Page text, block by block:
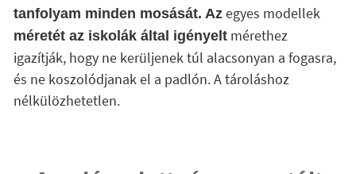
tanfolyam minden mosását. Azegyes modellek
méretét az iskolák által igényeltmérethez
igazítják, hogy ne kerüljenek túl alacsonyan a fogasra,
és ne koszolódjanak el a padlón. A tároláshoz
nélkülözhetetlen.